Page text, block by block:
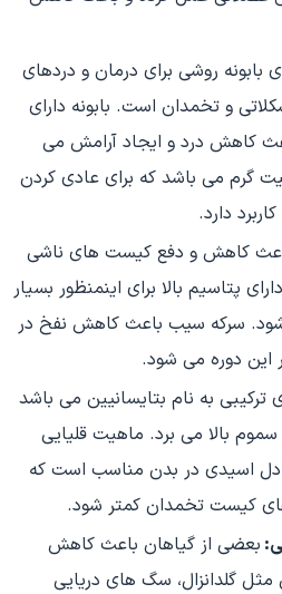
بابونه روشی برای درمان و دردهای
و تخمدان است. بابونه دارای
کاهش درد و ایجاد آرامش می
گرم می باشد که برای عادی کردن
دارد.
کاهش و دفع کیست های ناشی
پتاسیم بالا برای اینمنظور بسیار
سرکه سیب باعث کاهش نفخ در
این دوره می شود.
ترکیبی به نام بتایسانیین می باشد
بالا می برد. ماهیت قلیایی
اسیدی در بدن مناسب است که
کیست تخمدان کمتر شود.
بعضی از گیاهان باعث کاهش
مثل گلدانزال، سگ های دریایی